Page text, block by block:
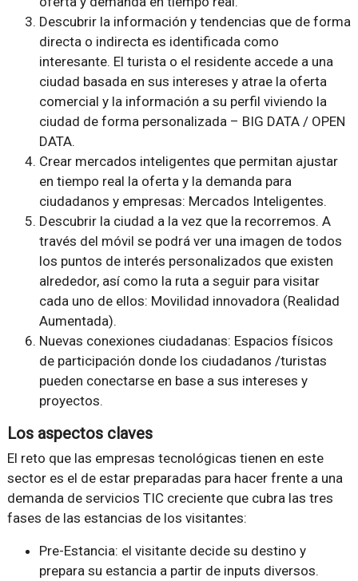
Descubrir la información y tendencias que de forma
directa o indirecta es identificada como
interesante. El turista o el residente accede a una
ciudad basada en sus intereses y atrae la oferta
comercial y la información a su perfil viviendo la
ciudad de forma personalizada – BIG DATA / OPEN
DATA.
Crear mercados inteligentes que permitan ajustar
en tiempo real la oferta y la demanda para
ciudadanos y empresas: Mercados Inteligentes.
Descubrir la ciudad a la vez que la recorremos. A
través del móvil se podrá ver una imagen de todos
los puntos de interés personalizados que existen
alrededor, así como la ruta a seguir para visitar
cada uno de ellos: Movilidad innovadora (Realidad
Aumentada).
Nuevas conexiones ciudadanas: Espacios físicos
de participación donde los ciudadanos /turistas
pueden conectarse en base a sus intereses y
proyectos.
Los aspectos claves
El reto que las empresas tecnológicas tienen en este
sector es el de estar preparadas para hacer frente a una
demanda de servicios TIC creciente que cubra las tres
fases de las estancias de los visitantes:
Pre-Estancia: el visitante decide su destino y
prepara su estancia a partir de inputs diversos.